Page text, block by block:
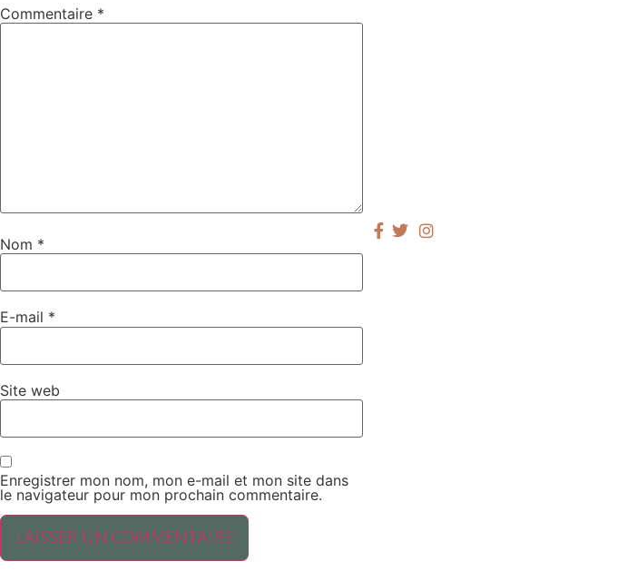
Commentaire *
Nom *
E-mail *
Site web
Enregistrer mon nom, mon e-mail et mon site dans
le navigateur pour mon prochain commentaire.